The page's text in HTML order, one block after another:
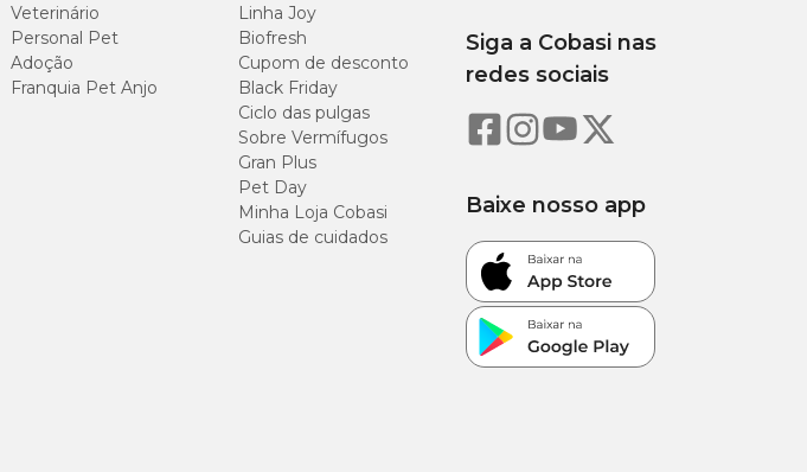
Veterinário
Personal Pet
Adoção
Franquia Pet Anjo
Linha Joy
Biofresh
Cupom de desconto
Black Friday
Ciclo das pulgas
Sobre Vermífugos
Gran Plus
Pet Day
Minha Loja Cobasi
Guias de cuidados
Siga a Cobasi nas
redes sociais
Baixe nosso app